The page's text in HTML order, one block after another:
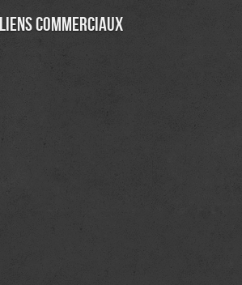
Liens commerciaux